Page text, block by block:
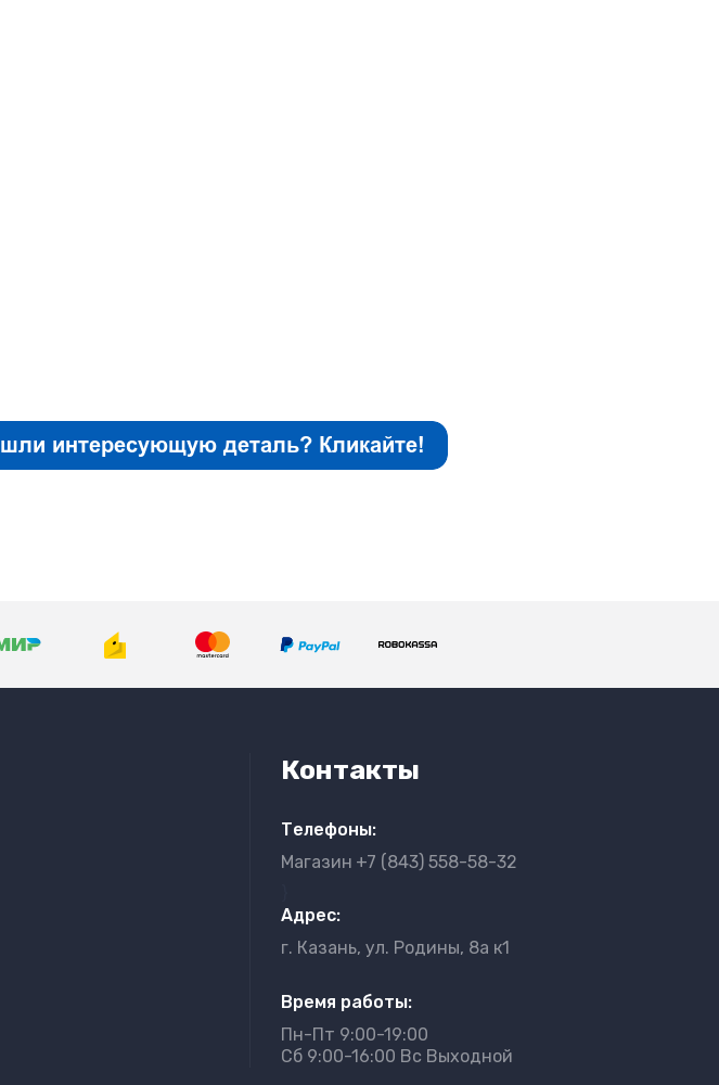
Контакты
Телефоны:
Магазин +7 (843) 558-58-32
Адрес:
г. Казань, ул. Родины, 8а к1
Время работы:
Пн-Пт 9:00-19:00
Сб 9:00-16:00 Вс Выходной